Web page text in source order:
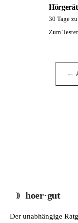
30 Tage
Zum
←
hoer·gut
Der unabhängige